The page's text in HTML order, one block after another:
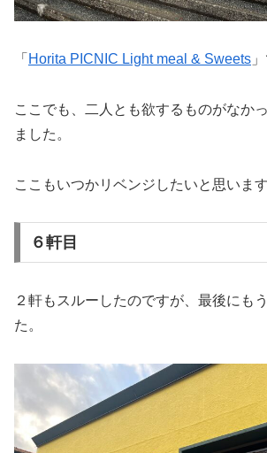
「 Horita PICNIC Light meal & Sweets
ここでも、二人とも欲するものがなか
ました。
ここもいつかリベンジしたいと思います
６軒目
２軒もスルーしたのですが、最後にも
た。